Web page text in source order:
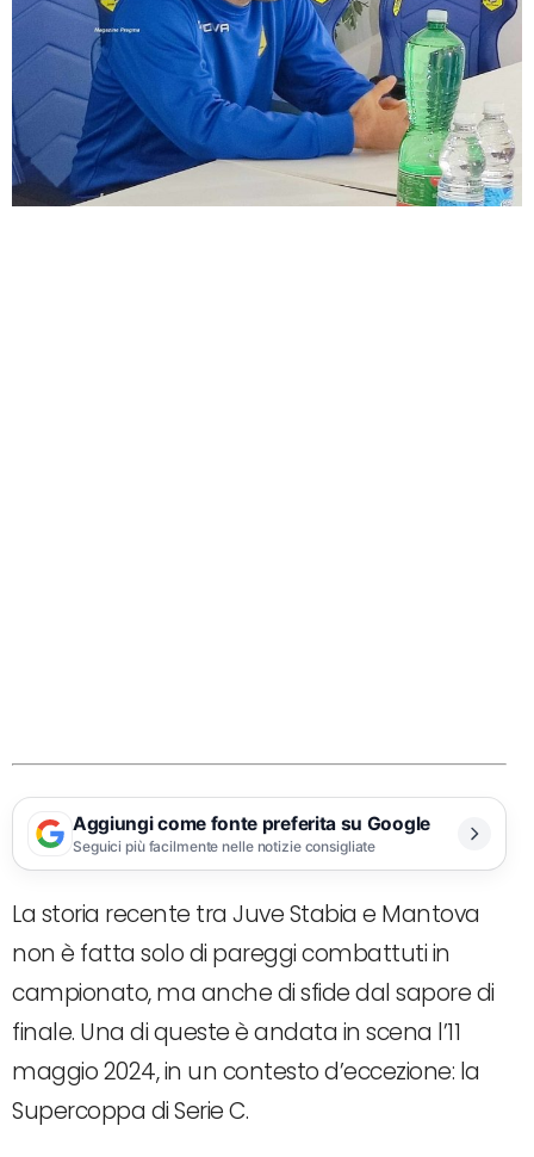
Aggiungi come fonte preferita su Google
Seguici più facilmente nelle notizie consigliate
La storia recente tra Juve Stabia e Mantova
non è fatta solo di pareggi combattuti in
campionato, ma anche di sfide dal sapore di
finale. Una di queste è andata in scena l’11
maggio 2024, in un contesto d’eccezione: la
Supercoppa di Serie C.